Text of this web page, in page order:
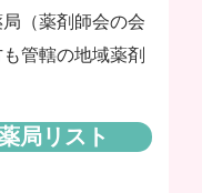
（薬剤師会の会
管轄の地域薬剤
局リスト